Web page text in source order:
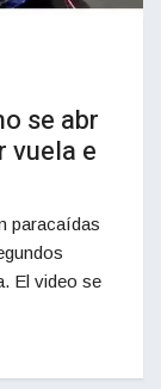
se abr
vuela e
paracaídas
El video se